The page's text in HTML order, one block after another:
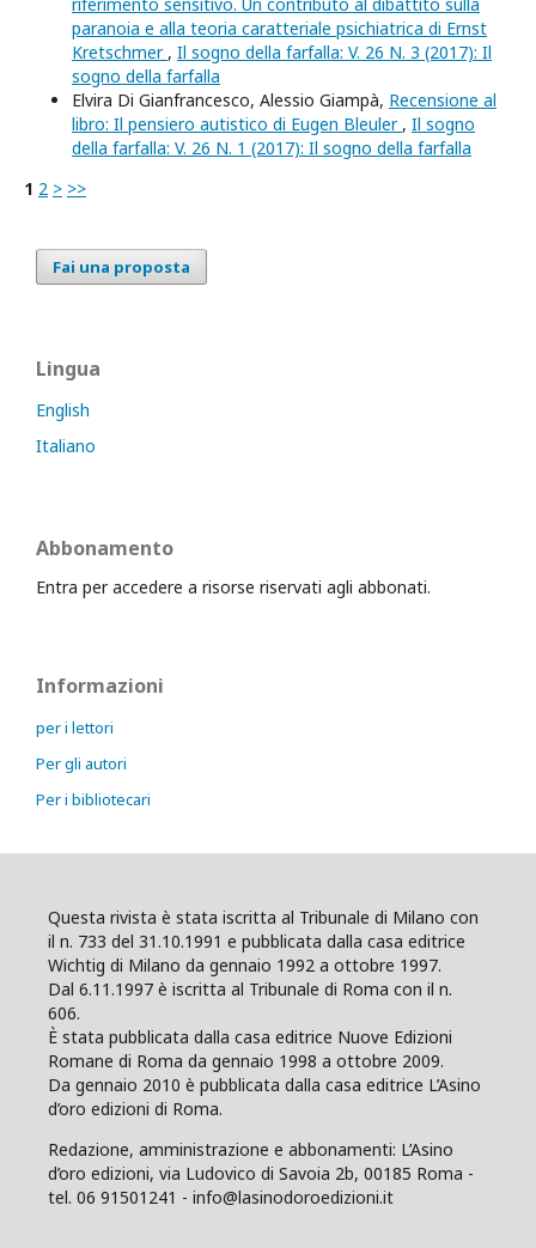
riferimento sensitivo. Un contributo al dibattito sulla
paranoia e alla teoria caratteriale psichiatrica di Ernst
Kretschmer , Il sogno della farfalla: V. 26 N. 3 (2017): Il
sogno della farfalla
Elvira Di Gianfrancesco, Alessio Giampà, Recensione al
libro: Il pensiero autistico di Eugen Bleuler , Il sogno
della farfalla: V. 26 N. 1 (2017): Il sogno della farfalla
1 2 > >>
Fai una proposta
Lingua
English
Italiano
Abbonamento
Entra per accedere a risorse riservati agli abbonati.
Informazioni
per i lettori
Per gli autori
Per i bibliotecari
Questa rivista è stata iscritta al Tribunale di Milano con
il n. 733 del 31.10.1991 e pubblicata dalla casa editrice
Wichtig di Milano da gennaio 1992 a ottobre 1997.
Dal 6.11.1997 è iscritta al Tribunale di Roma con il n.
606.
È stata pubblicata dalla casa editrice Nuove Edizioni
Romane di Roma da gennaio 1998 a ottobre 2009.
Da gennaio 2010 è pubblicata dalla casa editrice L’Asino
d’oro edizioni di Roma.
Redazione, amministrazione e abbonamenti: L’Asino
d’oro edizioni, via Ludovico di Savoia 2b, 00185 Roma -
tel. 06 91501241 - info@lasinodoroedizioni.it